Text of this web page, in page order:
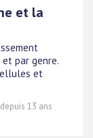
et la
par genre.
et
13 ans